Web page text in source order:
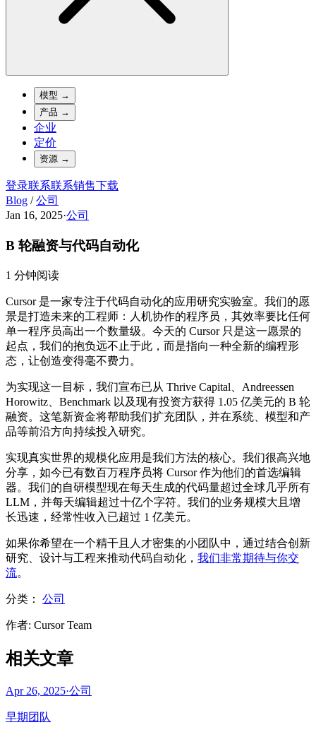
模型 →
产品 →
企业
定价
资源 →
登录联系联系销售下载
Blog / 公司
Jan 16, 2025·公司
B 轮融资与代码自动化
1 分钟阅读
Cursor 是一家专注于代码自动化的应用研究实验室。我们的愿
景是打造未来的工程师：人机协作的程序员，其效率要比任何
单一程序员高出一个数量级。今天的 Cursor 只是这一愿景的
起点，我们的抱负远不止于此，而是指向一种全新的编程形
态，让创造变得毫不费力。
为实现这一目标，我们宣布已从 Thrive Capital、Andreessen
Horowitz、Benchmark 以及现有投资方获得 1.05 亿美元的 B 轮
融资。这笔新资金将帮助我们扩充团队，并在系统、模型和产
品等前沿方向持续投入研究。
实现真实世界的规模化应用是我们方法的核心。我们很高兴地
分享，如今已有数百万程序员将 Cursor 作为他们的首选编辑
器。我们的自研模型现在每天生成的代码量超过全球几乎所有
LLM，并每天编辑超过十亿个字符。我们的业务规模大且增
长迅速，经常性收入已超过 1 亿美元。
如果你希望在一个精干且人才密集的小团队中，通过结合创新
研究、设计与工程来推动代码自动化， 我们非常期待与你交
流。
分类： 公司
作者: Cursor Team
相关文章
Apr 26, 2025·公司
早期团队